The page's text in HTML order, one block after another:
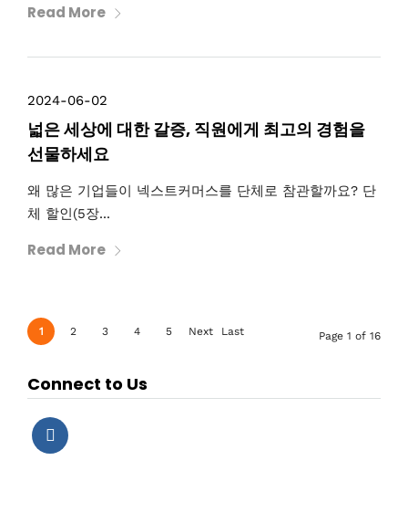
Read More
2024-06-02
넓은 세상에 대한 갈증, 직원에게 최고의 경험을
선물하세요
왜 많은 기업들이 넥스트커머스를 단체로 참관할까요? 단
체 할인(5장...
Read More
1 2 3 4 5 Next Last Page 1 of 16
Connect to Us